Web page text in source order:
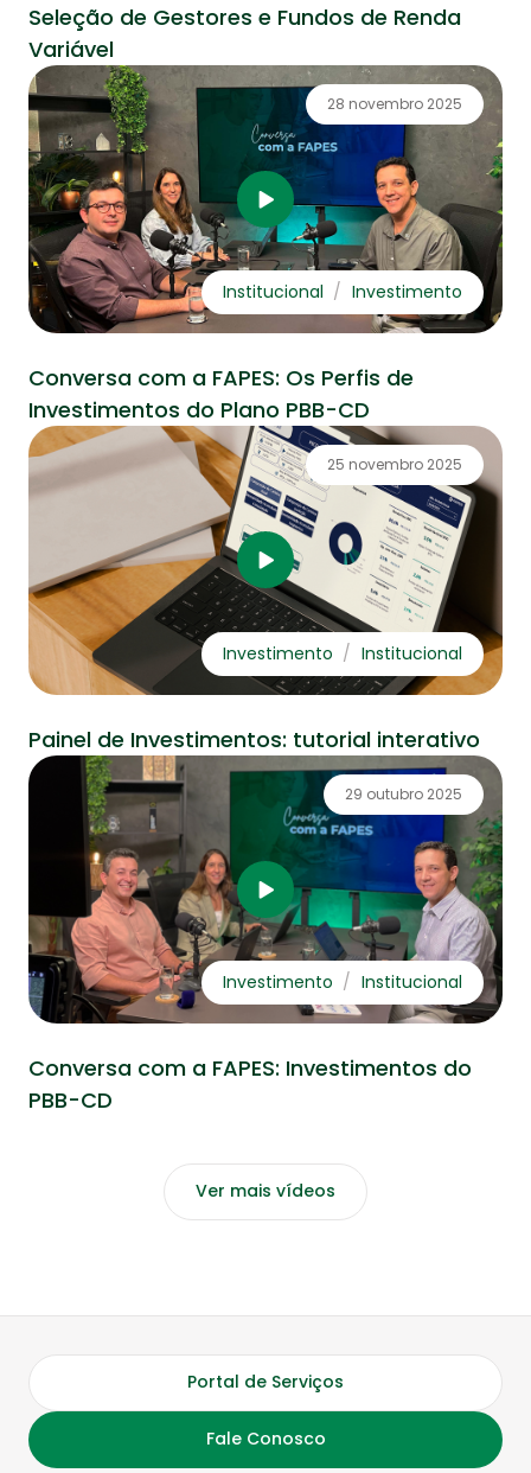
Seleção de Gestores e Fundos de Renda
Variável
28 novembro 2025
Institucional Investimento
Conversa com a FAPES: Os Perfis de
Investimentos do Plano PBB-CD
25 novembro 2025
Investimento Institucional
Painel de Investimentos: tutorial interativo
29 outubro 2025
Investimento Institucional
Conversa com a FAPES: Investimentos do
PBB-CD
Ver mais vídeos
Portal de Serviços
Fale Conosco